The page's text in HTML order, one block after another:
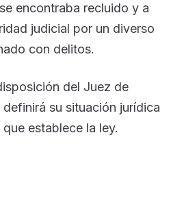
encontraba recluido y a
judicial por un diverso
con delitos.
del Juez de
su situación jurídica
establece la ley.